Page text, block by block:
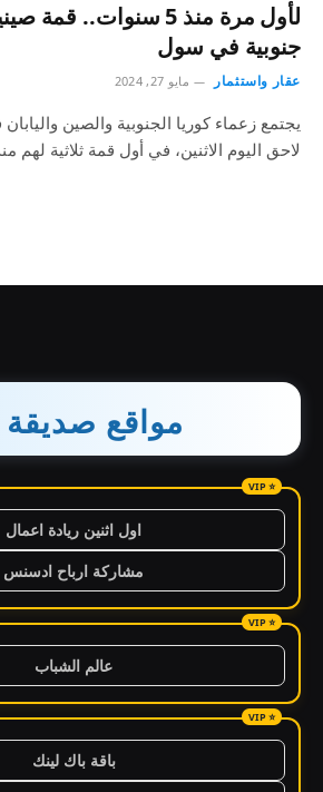
لأول مرة منذ 5 سنوات..
جنوبية في سول
عقار واستثمار مايو 27, 2024
يجتمع زعماء كوريا الجنوبية والصين
لاحق اليوم الاثنين، في أول قمة ثلاثية لهم
مواقع صديقة
اول اثنين ريادة اعمال
مشاركة ارباح ادسنس
عالم الشباب
باقة باك لينك